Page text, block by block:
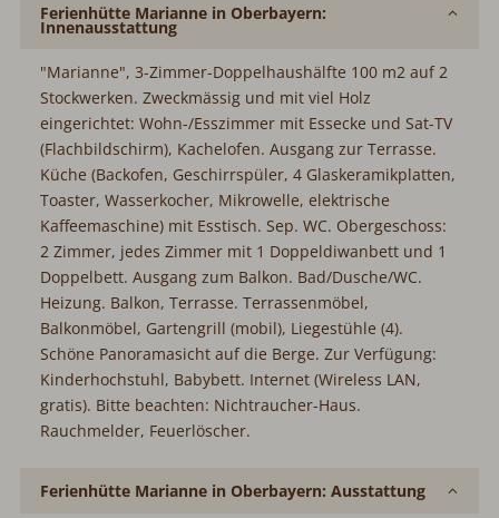
Ferienhütte Marianne in Oberbayern:
Innenausstattung
"Marianne", 3-Zimmer-Doppelhaushälfte 100 m2 auf 2
Stockwerken. Zweckmässig und mit viel Holz
eingerichtet: Wohn-/Esszimmer mit Essecke und Sat-TV
(Flachbildschirm), Kachelofen. Ausgang zur Terrasse.
Küche (Backofen, Geschirrspüler, 4 Glaskeramikplatten,
Toaster, Wasserkocher, Mikrowelle, elektrische
Kaffeemaschine) mit Esstisch. Sep. WC. Obergeschoss:
2 Zimmer, jedes Zimmer mit 1 Doppeldiwanbett und 1
Doppelbett. Ausgang zum Balkon. Bad/Dusche/WC.
Heizung. Balkon, Terrasse. Terrassenmöbel,
Balkonmöbel, Gartengrill (mobil), Liegestühle (4).
Schöne Panoramasicht auf die Berge. Zur Verfügung:
Kinderhochstuhl, Babybett. Internet (Wireless LAN,
gratis). Bitte beachten: Nichtraucher-Haus.
Rauchmelder, Feuerlöscher.
Ferienhütte Marianne in Oberbayern: Ausstattung